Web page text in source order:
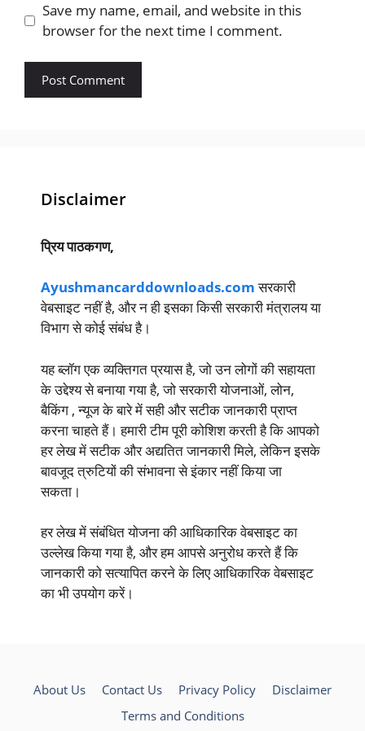
Save my name, email, and website in this
browser for the next time I comment.
Disclaimer
प्रिय पाठकगण,
Ayushmancarddownloads.comसरकारी
वेबसाइट नहीं है, और न ही इसका किसी सरकारी मंत्रालय या
विभाग से कोई संबंध है।
यह ब्लॉग एक व्यक्तिगत प्रयास है, जो उन लोगों की सहायता
के उद्देश्य से बनाया गया है, जो सरकारी योजनाओं, लोन,
बैकिंग , न्यूज के बारे में सही और सटीक जानकारी प्राप्त
करना चाहते हैं। हमारी टीम पूरी कोशिश करती है कि आपको
हर लेख में सटीक और अद्यतित जानकारी मिले, लेकिन इसके
बावजूद त्रुटियों की संभावना से इंकार नहीं किया जा
सकता।
हर लेख में संबंधित योजना की आधिकारिक वेबसाइट का
उल्लेख किया गया है, और हम आपसे अनुरोध करते हैं कि
जानकारी को सत्यापित करने के लिए आधिकारिक वेबसाइट
का भी उपयोग करें।
About Us Contact Us Privacy Policy
Disclaimer
Terms and Conditions